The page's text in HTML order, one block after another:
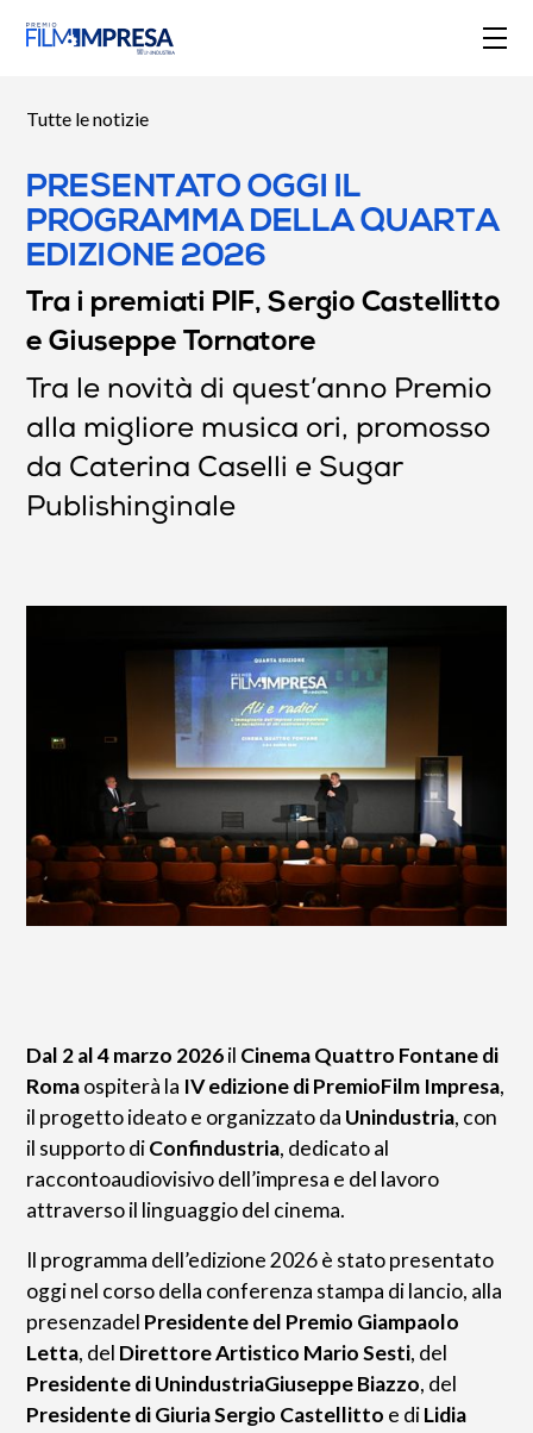
Tutte le notizie
PRESENTATO OGGI IL
PROGRAMMA DELLA QUARTA
EDIZIONE 2026
Tra i premiati PIF, Sergio Castellitto
e Giuseppe Tornatore
Tra le novità di quest’anno Premio
alla migliore musica ori, promosso
da Caterina Caselli e Sugar
Publishinginale
Dal 2 al 4 marzo 2026il Cinema Quattro Fontane di
Romaospiterà la IV edizione di PremioFilm Impresa,
il progetto ideato e organizzato da Unindustria, con
il supporto diConfindustria, dedicato al
raccontoaudiovisivo dell’impresa e del lavoro
attraverso il linguaggio del cinema.
Il programma dell’edizione 2026 è stato presentato
oggi nel corso della conferenza stampa di lancio, alla
presenzadel Presidente del Premio Giampaolo
Letta, del Direttore Artistico Mario Sesti, del
Presidente di UnindustriaGiuseppe Biazzo, del
Presidente di Giuria Sergio Castellitto e diLidia